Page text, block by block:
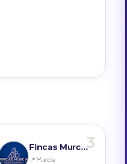
3
Fincas Murcia Administraciones S.L. Administradores de fincas
📍 Murcia